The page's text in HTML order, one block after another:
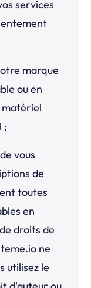
services
marque
ou en
matériel
;
vous
de
toutes
en
droits de
ne
utilisez le